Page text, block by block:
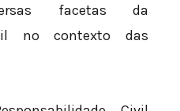
facetas da
no contexto das